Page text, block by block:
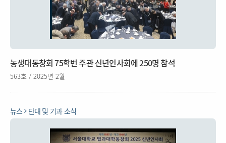
농생대동창회 75학번 주관 신년인사회에 250명 참석
563호 / 2025년 2월
뉴스 단대 및 기과 소식